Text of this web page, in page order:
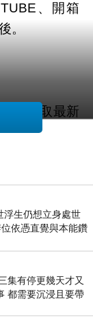
、開箱
。
能獲取最新
浮生仍想立身處世
依憑直覺與本能鑽
一個共鳴的
集有停更幾天才又
都需要沉浸且要帶